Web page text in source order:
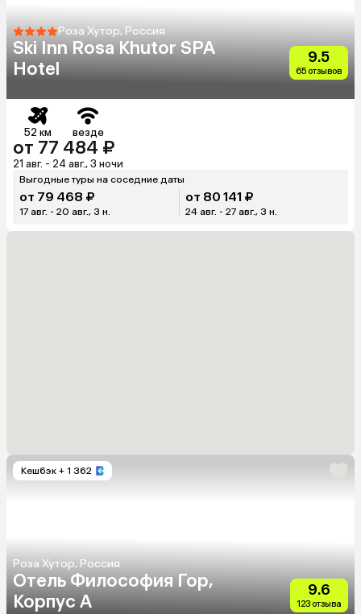
Роза Хутор, Россия
Ski Inn Rosa Khutor SPA
Hotel
9.5
65 отзывов
52 км везде
от 77 484 ₽
21 авг. - 24 авг., 3 ночи
Выгодные туры на соседние даты
от 79 468 ₽
17 авг. - 20 авг., 3 н.
от 80 141 ₽
24 авг. - 27 авг., 3 н.
Кешбэк + 1 362
Роза Хутор, Россия
Отель Философия Гор,
Корпус А
9.6
123 отзыва